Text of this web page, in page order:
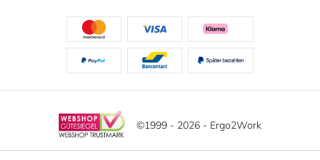
©1999 - 2026 - Ergo2Work